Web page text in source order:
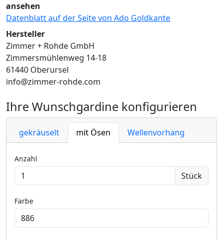
ansehen
Datenblatt auf der Seite von Ado Goldkante
Hersteller
Zimmer + Rohde GmbH
Zimmersmühlenweg 14-18
61440 Oberursel
info@zimmer-rohde.com
Ihre Wunschgardine konfigurieren
gekräuselt mit Ösen Wellenvorhang
Anzahl
Stück
Farbe